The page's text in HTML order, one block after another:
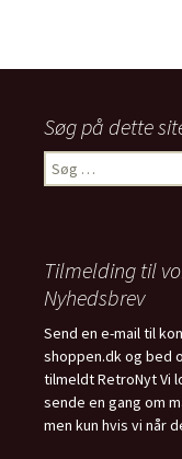
Søg på dette
Søg
efter:
Tilmelding til
Nyhedsbrev
Send en e-mail til
shoppen.dk og bed
tilmeldt RetroNyt Vi
sende en gang om
men kun hvis vi når